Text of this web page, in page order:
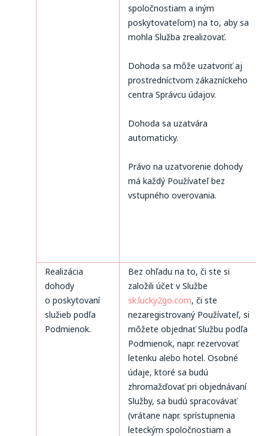
spoločnostiam a iným
poskytovateľom) na to, aby sa
mohla Služba zrealizovať.
Dohoda sa môže uzatvoriť aj
prostredníctvom zákazníckeho
centra Správcu údajov.
Dohoda sa uzatvára
automaticky.
Právo na uzatvorenie dohody
má každý Používateľ bez
vstupného overovania.
Realizácia
dohody
o poskytovaní
služieb podľa
Podmienok.
Bez ohľadu na to, či ste si
založili účet v Službe
sk.lucky2go.com, či ste
nezaregistrovaný Používateľ, si
môžete objednať Službu podľa
Podmienok, napr. rezervovať
letenku alebo hotel. Osobné
údaje, ktoré sa budú
zhromažďovať pri objednávaní
Služby, sa budú spracovávať
(vrátane napr. sprístupnenia
leteckým spoločnostiam a